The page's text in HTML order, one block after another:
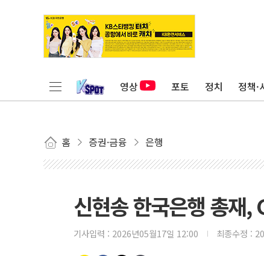
영상 포토 정치 정책·
홈 증권·금융 은행
신현송 한국은행 총재,
기사입력 : 2026년05월17일 12:00 최종수정 :